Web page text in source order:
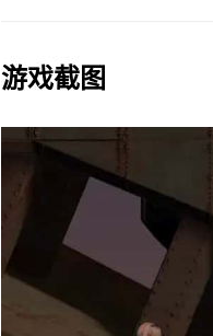
游戏截图